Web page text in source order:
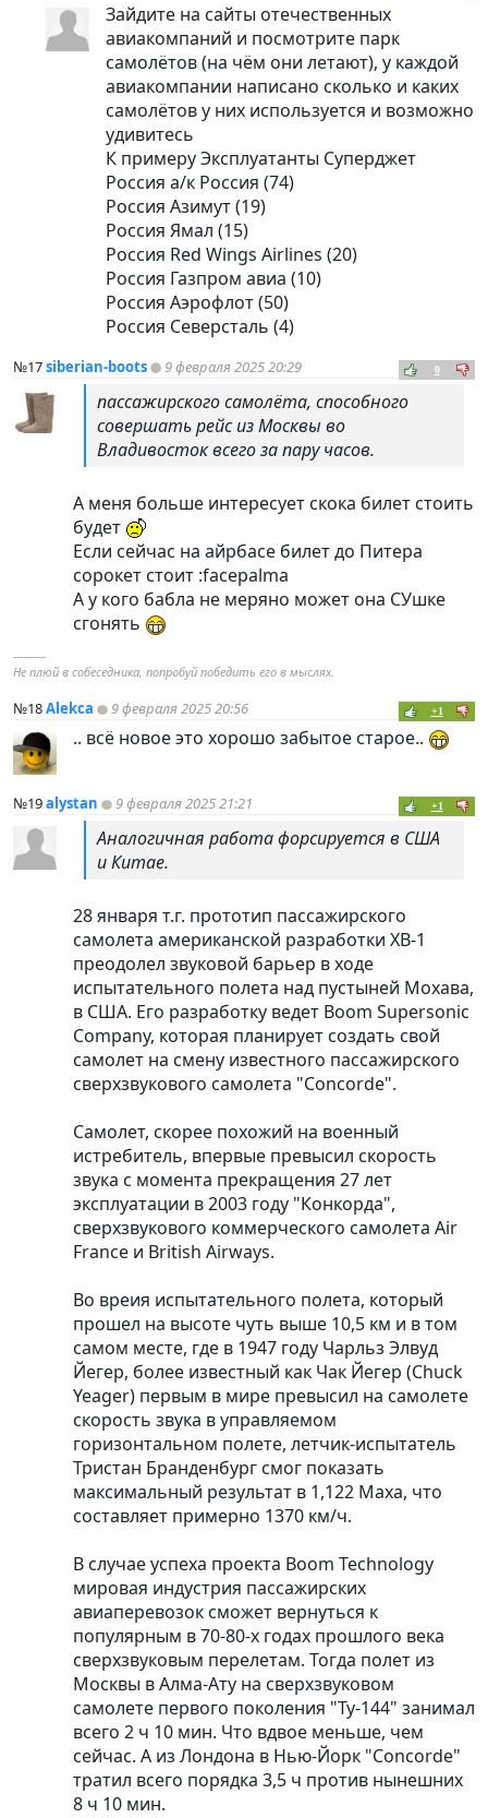
Зайдите на сайты отечественных
авиакомпаний и посмотрите парк
самолётов (на чём они летают), у каждой
авиакомпании написано сколько и каких
самолётов у них используется и возможно
удивитесь
К примеру Эксплуатанты Суперджет
Россия а/к Россия (74)
Россия Азимут (19)
Россия Ямал (15)
Россия Red Wings Airlines (20)
Россия Газпром авиа (10)
Россия Аэрофлот (50)
Россия Северсталь (4)
№17siberian-boots 9 февраля 2025 20:29 0
пассажирского самолёта, способного
совершать рейс из Москвы во
Владивосток всего за пару часов.
А меня больше интересует скока билет стоить
будет
Если сейчас на айрбасе билет до Питера
сорокет стоит :facepalmа
А у кого бабла не меряно может она СУшке
сгонять
----------
Не плюй в собеседника, попробуй победить его в мыслях.
№18Alekca 9 февраля 2025 20:56 +1
.. всё новое это хорошо забытое старое..
№19alystan 9 февраля 2025 21:21 +1
Аналогичная работа форсируется в США
и Китае.
28 января т.г. прототип пассажирского
самолета американской разработки XB-1
преодолел звуковой барьер в ходе
испытательного полета над пустыней Мохава,
в США. Его разработку ведет Boom Supersonic
Company, которая планирует создать свой
самолет на смену известного пассажирского
сверхзвукового самолета "Concorde".
Самолет, скорее похожий на военный
истребитель, впервые превысил скорость
звука с момента прекращения 27 лет
эксплуатации в 2003 году "Конкорда",
сверхзвукового коммерческого самолета Air
France и British Airways.
Во вреия испытательного полета, который
прошел на высоте чуть выше 10,5 км и в том
самом месте, где в 1947 году Чарльз Элвуд
Йегер, более известный как Чак Йегер (Chuck
Yeager) первым в мире превысил на самолете
скорость звука в управляемом
горизонтальном полете, летчик-испытатель
Тристан Бранденбург смог показать
максимальный результат в 1,122 Маха, что
составляет примерно 1370 км/ч.
В случае успеха проекта Boom Technology
мировая индустрия пассажирских
авиаперевозок сможет вернуться к
популярным в 70-80-х годах прошлого века
сверхзвуковым перелетам. Тогда полет из
Москвы в Алма-Ату на сверхзвуковом
самолете первого поколения "Ту-144" занимал
всего 2 ч 10 мин. Что вдвое меньше, чем
сейчас. А из Лондона в Нью-Йорк "Concorde"
тратил всего порядка 3,5 ч против нынешних
8 ч 10 мин.